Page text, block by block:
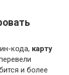
кода, карту
и более